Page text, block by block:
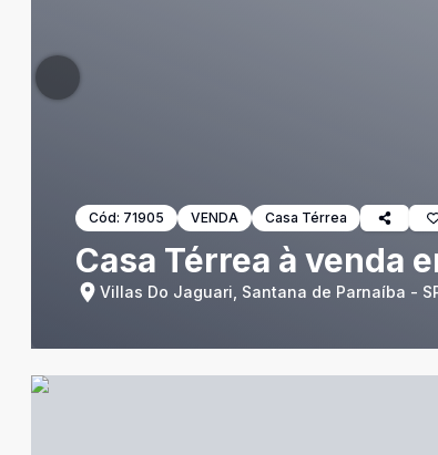
Cód: 71905 VENDA Casa Térrea
Casa Térrea à venda
Villas Do Jaguari, Santana de Parnaíba -